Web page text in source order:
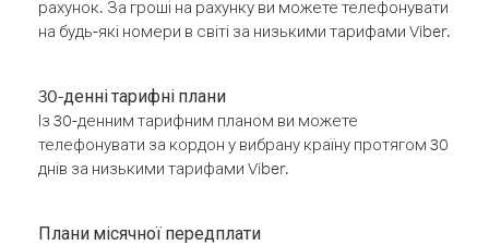
рахунок. За гроші на рахунку ви можете телефонувати
на будь-які номери в світі за низькими тарифами Viber.
30-денні тарифні плани
Із 30-денним тарифним планом ви можете
телефонувати за кордон у вибрану країну протягом 30
днів за низькими тарифами Viber.
Плани місячної передплати